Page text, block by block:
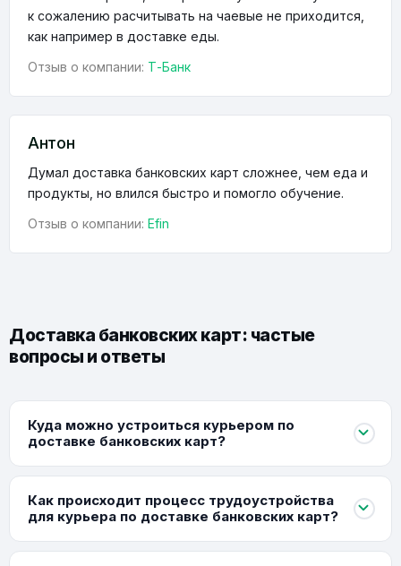
к сожалению расчитывать на чаевые не приходится,
как например в доставке еды.
Отзыв о компании: Т-Банк
Антон
Думал доставка банковских карт сложнее, чем еда и
продукты, но влился быстро и помогло обучение.
Отзыв о компании: Efin
Доставка банковских карт: частые
вопросы и ответы
Куда можно устроиться курьером по
доставке банковских карт?
Как происходит процесс трудоустройства
для курьера по доставке банковских карт?